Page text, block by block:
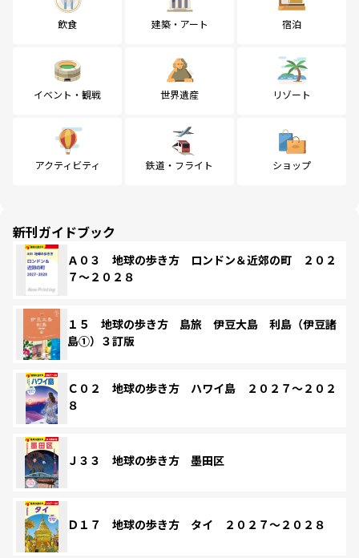
飲食 建築・アート 宿泊
イベント・観戦 世界遺産 リゾート
アクティビティ 鉄道・フライト ショップ
新刊ガイドブック
Ａ０３ 地球の歩き方 ロンドン＆近郊の町 ２０２
７～２０２８
１５ 地球の歩き方 島旅 伊豆大島 利島（伊豆諸
島①）３訂版
Ｃ０２ 地球の歩き方 ハワイ島 ２０２７～２０２
８
Ｊ３３ 地球の歩き方 墨田区
Ｄ１７ 地球の歩き方 タイ ２０２７～２０２８